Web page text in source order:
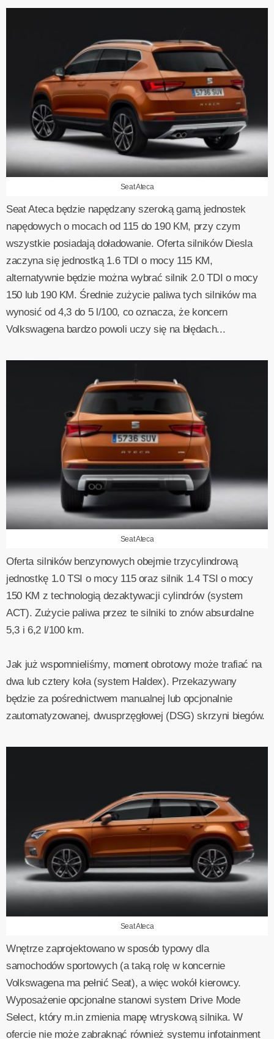
Seat Ateca
Seat Ateca będzie napędzany szeroką gamą jednostek
napędowych o mocach od 115 do 190 KM, przy czym
wszystkie posiadają doładowanie. Oferta silników Diesla
zaczyna się jednostką 1.6 TDI o mocy 115 KM,
alternatywnie będzie można wybrać silnik 2.0 TDI o mocy
150 lub 190 KM. Średnie zużycie paliwa tych silników ma
wynosić od 4,3 do 5 l/100, co oznacza, że koncern
Volkswagena bardzo powoli uczy się na błędach...
Seat Ateca
Oferta silników benzynowych obejmie trzycylindrową
jednostkę 1.0 TSI o mocy 115 oraz silnik 1.4 TSI o mocy
150 KM z technologią dezaktywacji cylindrów (system
ACT). Zużycie paliwa przez te silniki to znów absurdalne
5,3 i 6,2 l/100 km.
Jak już wspomnieliśmy, moment obrotowy może trafiać na
dwa lub cztery koła (system Haldex). Przekazywany
będzie za pośrednictwem manualnej lub opcjonalnie
zautomatyzowanej, dwusprzęgłowej (DSG) skrzyni biegów.
Seat Ateca
Wnętrze zaprojektowano w sposób typowy dla
samochodów sportowych (a taką rolę w koncernie
Volkswagena ma pełnić Seat), a więc wokół kierowcy.
Wyposażenie opcjonalne stanowi system Drive Mode
Select, który m.in zmienia mapę wtryskową silnika. W
ofercie nie może zabraknąć również systemu infotainment